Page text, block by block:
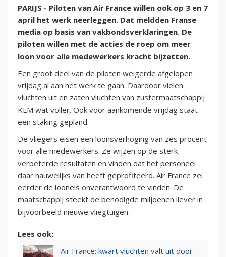
PARIJS - Piloten van Air France willen ook op 3 en 7
april het werk neerleggen. Dat meldden Franse
media op basis van vakbondsverklaringen. De
piloten willen met de acties de roep om meer
loon voor alle medewerkers kracht bijzetten.
Een groot deel van de piloten weigerde afgelopen
vrijdag al aan het werk te gaan. Daardoor vielen
vluchten uit en zaten vluchten van zustermaatschappij
KLM wat voller. Ook voor aankomende vrijdag staat
een staking gepland.
De vliegers eisen een loonsverhoging van zes procent
voor alle medewerkers. Ze wijzen op de sterk
verbeterde resultaten en vinden dat het personeel
daar nauwelijks van heeft geprofiteerd. Air France zei
eerder de looneis onverantwoord te vinden. De
maatschappij steekt de benodigde miljoenen liever in
bijvoorbeeld nieuwe vliegtuigen.
Lees ook:
Air France: kwart vluchten valt uit door